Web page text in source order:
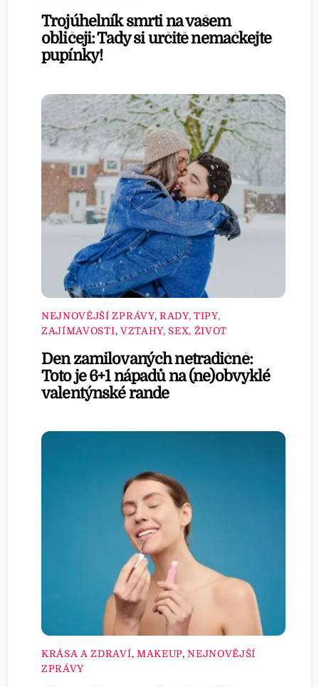
Trojúhelník smrti na vašem
obličeji: Tady si určitě nemačkejte
pupínky!
NEJNOVĚJŠÍ ZPRÁVY, RADY, TIPY,
ZAJÍMAVOSTI, VZTAHY, SEX, ŽIVOT
Den zamilovaných netradičně:
Toto je 6+1 nápadů na (ne)obvyklé
valentýnské rande
KRÁSA A ZDRAVÍ, MAKEUP,NEJNOVĚJŠÍ
ZPRÁVY